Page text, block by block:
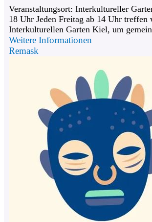
Veranstaltungsort: Interkultureller
18 Uhr Jeden Freitag ab 14 Uhr treffen
Interkulturellen Garten Kiel, um
Weitere Informationen
Remask